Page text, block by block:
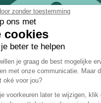
zonder toestemming
ons met
cookies
beter te helpen
je graag de best mogelijke
met onze communicatie. Maar
oké voor jou?
voorkeuren later te wijzigen,